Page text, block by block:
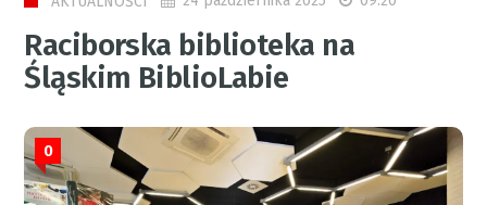
Raciborska biblioteka na
Śląskim BiblioLabie
0